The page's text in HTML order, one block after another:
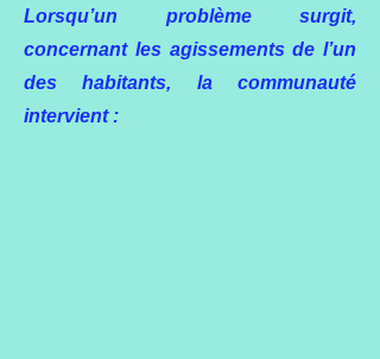
Lorsqu’un problème surgit,
concernant les agissements de l’un
des habitants, la communauté
intervient :